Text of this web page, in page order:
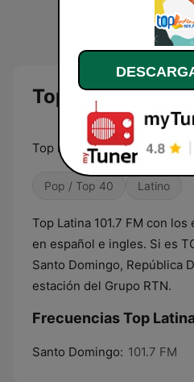
Top Latina 101.7
Top Latina
Pop / Top 40 Latino
Top Latina 101.7 FM con
en español e ingles. Si es
Santo Domingo, República
estación del Grupo RTN.
Frecuencias Top
Santo Domingo: 101.7 FM